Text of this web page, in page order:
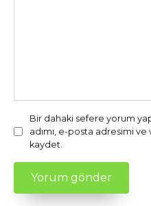
Bir dahaki sefere yorum
adımı, e-posta adresimi ve
kaydet.